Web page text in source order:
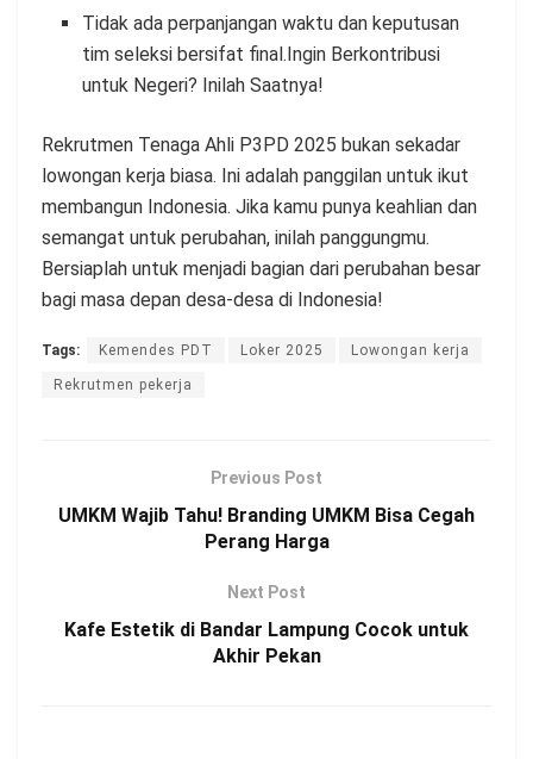
Tidak ada perpanjangan waktu dan keputusan
tim seleksi bersifat final.Ingin Berkontribusi
untuk Negeri? Inilah Saatnya!
Rekrutmen Tenaga Ahli P3PD 2025 bukan sekadar
lowongan kerja biasa. Ini adalah panggilan untuk ikut
membangun Indonesia. Jika kamu punya keahlian dan
semangat untuk perubahan, inilah panggungmu.
Bersiaplah untuk menjadi bagian dari perubahan besar
bagi masa depan desa-desa di Indonesia!
Tags: Kemendes PDT Loker 2025 Lowongan kerja
Rekrutmen pekerja
Previous Post
UMKM Wajib Tahu! Branding UMKM Bisa Cegah
Perang Harga
Next Post
Kafe Estetik di Bandar Lampung Cocok untuk
Akhir Pekan